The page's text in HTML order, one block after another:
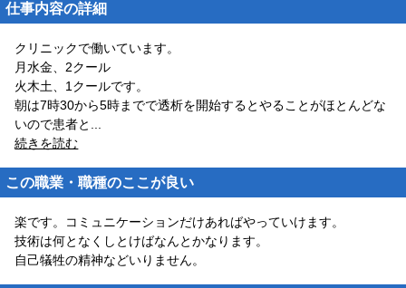
仕事内容の詳細
クリニックで働いています。
月水金、2クール
火木土、1クールです。
朝は7時30から5時までで透析を開始するとやることがほとんどな
いので患者と
続きを読む
この職業・職種のここが良い
楽です。コミュニケーションだけあればやっていけます。
技術は何となくしとけばなんとかなります。
自己犠牲の精神などいりません。